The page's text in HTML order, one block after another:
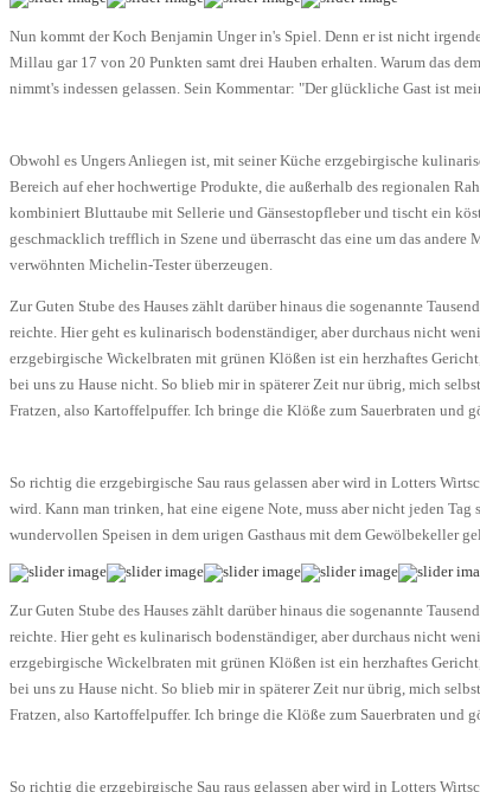
Nun kommt der Koch Benjamin Unger in's Spiel. Denn er ist nicht
Millau gar 17 von 20 Punkten samt drei Hauben erhalten. Warum das
nimmt's indessen gelassen. Sein Kommentar: "Der glückliche Gast ist
Obwohl es Ungers Anliegen ist, mit seiner Küche erzgebirgische
Bereich auf eher hochwertige Produkte, die außerhalb des regionalen
kombiniert Bluttaube mit Sellerie und Gänsestopfleber und tischt ein
geschmacklich trefflich in Szene und überrascht das eine um das
verwöhnten Michelin-Tester überzeugen.
Zur Guten Stube des Hauses zählt darüber hinaus die sogenannte
reichte. Hier geht es kulinarisch bodenständiger, aber durchaus nicht
erzgebirgische Wickelbraten mit grünen Klößen ist ein herzhaftes
bei uns zu Hause nicht. So blieb mir in späterer Zeit nur übrig, mich
Fratzen, also Kartoffelpuffer. Ich bringe die Klöße zum Sauerbraten und
So richtig die erzgebirgische Sau raus gelassen aber wird in Lotters
wird. Kann man trinken, hat eine eigene Note, muss aber nicht jeden Tag
wundervollen Speisen in dem urigen Gasthaus mit dem Gewölbekeller
Zur Guten Stube des Hauses zählt darüber hinaus die sogenannte
reichte. Hier geht es kulinarisch bodenständiger, aber durchaus nicht
erzgebirgische Wickelbraten mit grünen Klößen ist ein herzhaftes
bei uns zu Hause nicht. So blieb mir in späterer Zeit nur übrig, mich
Fratzen, also Kartoffelpuffer. Ich bringe die Klöße zum Sauerbraten und
So richtig die erzgebirgische Sau raus gelassen aber wird in Lotters